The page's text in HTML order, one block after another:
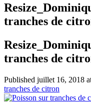
tranches de
tranches de
Published juillet 16, 2018
tranches de citron